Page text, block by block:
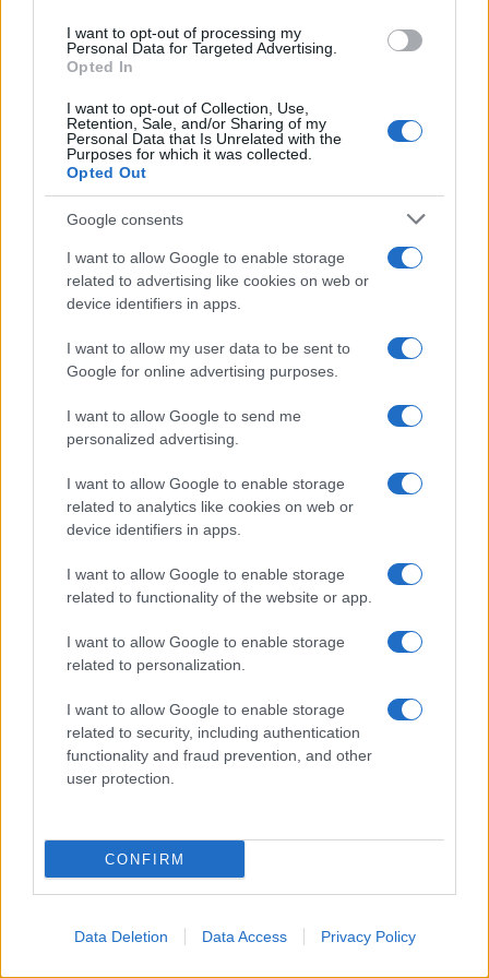
consent section.
I want to opt-out of processing my
Personal Data for Targeted Advertising.
Opted In
I want to opt-out of Collection, Use,
Retention, Sale, and/or Sharing of my
Personal Data that Is Unrelated with the
Purposes for which it was collected.
Opted Out
Google consents
I want to allow Google to enable storage
related to advertising like cookies on web or
device identifiers in apps.
I want to allow my user data to be sent to
Google for online advertising purposes.
I want to allow Google to send me
personalized advertising.
I want to allow Google to enable storage
related to analytics like cookies on web or
device identifiers in apps.
I want to allow Google to enable storage
related to functionality of the website or app.
I want to allow Google to enable storage
related to personalization.
I want to allow Google to enable storage
related to security, including authentication
functionality and fraud prevention, and other
user protection.
CONFIRM
Data Deletion Data Access Privacy Policy
Accadde oggi
7 agosto 1974
52 ANNI FA
sua celebre traversata delle Twin Towers a New
York.
LEGGI LA BIOGRAFIA
Philippe Petit
RICEVI GLI AGGIORNAMENTI